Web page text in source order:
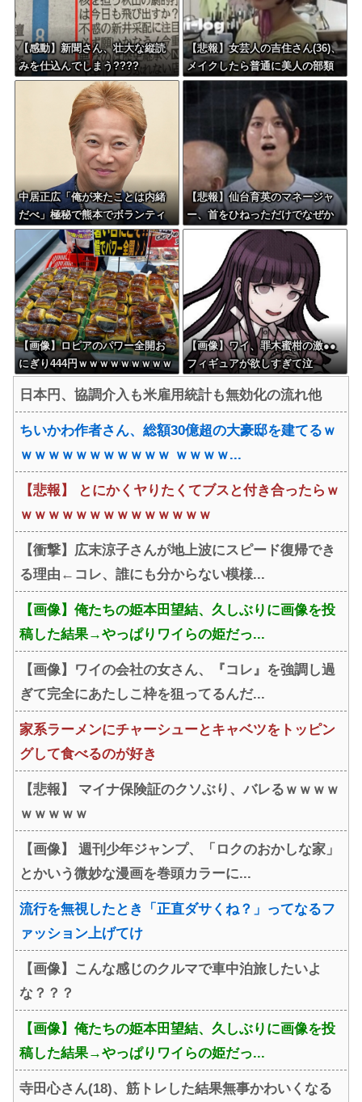
【感動】新聞さん、壮大な縦読
みを仕込んでしまう????
【悲報】女芸人の吉住さん(36)、
メイクしたら普通に美人の部類
だったと判明
中居正広「俺が来たことは内緒
だべ」極秘で熊本でボランティ
アをしていた・・・
【悲報】仙台育英のマネージャ
ー、首をひねっただけでなぜか
ウインクしたことにされてしま
【画像】ロピアのパワー全開お
にぎり444円ｗｗｗｗｗｗｗｗｗ
【画像】ワイ、罪木蜜柑の激●●
フィギュアが欲しすぎて泣
日本円、協調介入も米雇用統計も無効化の流れ他
ちいかわ作者さん、総額30億超の大豪邸を建てるｗ
ｗｗｗｗｗｗｗｗｗｗｗ ｗｗｗｗ...
【悲報】 とにかくヤりたくてブスと付き合ったらｗ
ｗｗｗｗｗｗｗｗｗｗｗｗｗｗ
【衝撃】広末涼子さんが地上波にスピード復帰でき
る理由←コレ、誰にも分からない模様...
【画像】俺たちの姫本田望結、久しぶりに画像を投
稿した結果→やっぱりワイらの姫だっ...
【画像】ワイの会社の女さん、『コレ』を強調し過
ぎて完全にあたしこ枠を狙ってるんだ...
家系ラーメンにチャーシューとキャベツをトッピン
グして食べるのが好き
【悲報】 マイナ保険証のクソぶり、バレるｗｗｗｗ
ｗｗｗｗｗ
【画像】 週刊少年ジャンプ、「ロクのおかしな家」
とかいう微妙な漫画を巻頭カラーに...
流行を無視したとき「正直ダサくね？」ってなるフ
ァッション上げてけ
【画像】こんな感じのクルマで車中泊旅したいよ
な？？？
【画像】俺たちの姫本田望結、久しぶりに画像を投
稿した結果→やっぱりワイらの姫だっ...
寺田心さん(18)、筋トレした結果無事かわいくなる